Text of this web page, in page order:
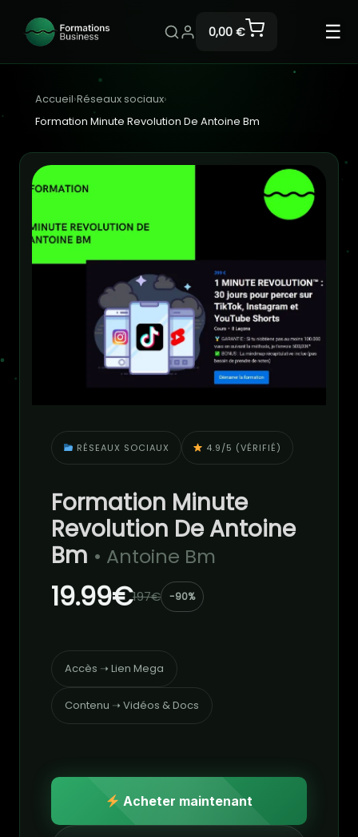
0,00 € ☰
Accueil›Réseaux sociaux›
Formation Minute Revolution De Antoine Bm
RÉSEAUX SOCIAUX 4.9/5 (VÉRIFIÉ)
Formation Minute
Revolution De Antoine
Bm • Antoine Bm
19.99€197€ -90%
Accès ➝ Lien Mega
Contenu ➝ Vidéos & Docs
Acheter maintenant